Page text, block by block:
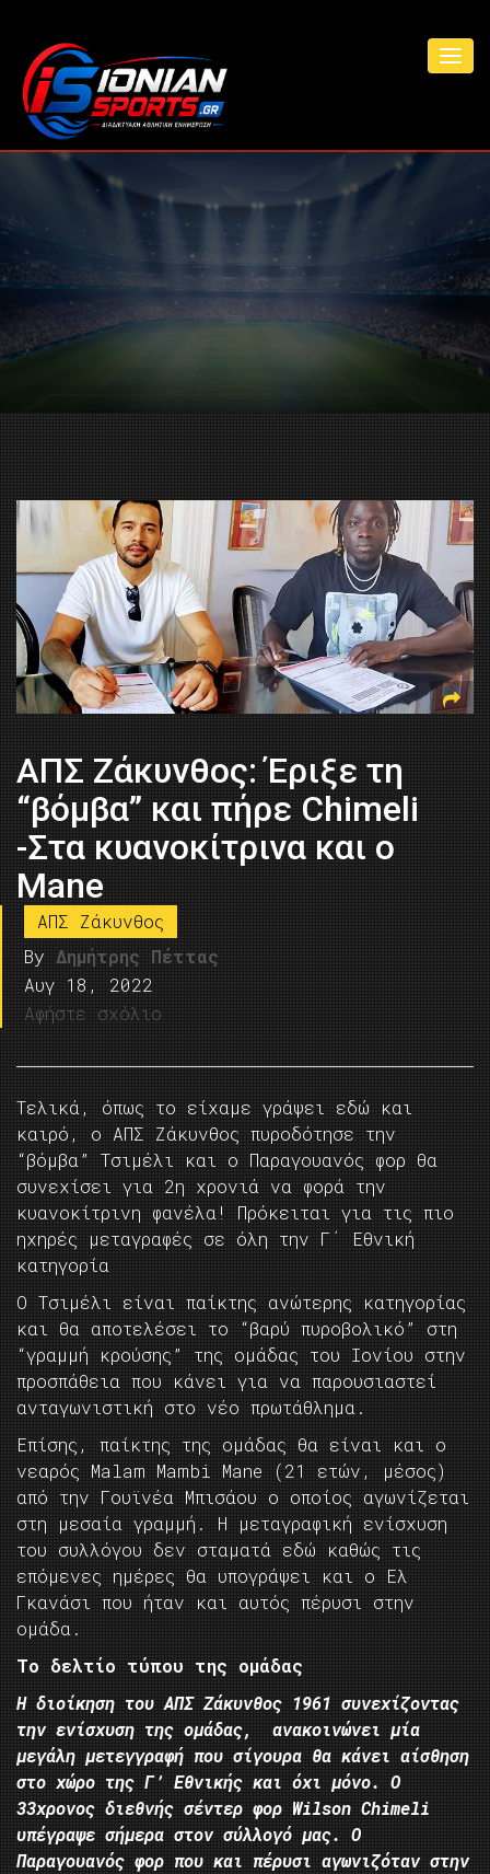
ΑΠΣ Ζάκυνθος: Έριξε τη
“βόμβα” και πήρε Chimeli
-Στα κυανοκίτρινα και ο
Μane
ΑΠΣ Ζάκυνθος
By Δημήτρης Πέττας
Αυγ 18, 2022
Αφήστε σχόλιο
Τελικά, όπως το είχαμε γράψει εδώ και
καιρό, ο ΑΠΣ Ζάκυνθος πυροδότησε την
“βόμβα” Tσιμέλι και ο Παραγουανός φορ θα
συνεχίσει για 2η χρονιά να φορά την
κυανοκίτρινη φανέλα! Πρόκειται για τις πιο
ηχηρές μεταγραφές σε όλη την Γ΄ Εθνική
κατηγορία
Ο Τσιμέλι είναι παίκτης ανώτερης κατηγορίας
και θα αποτελέσει το “βαρύ πυροβολικό” στη
“γραμμή κρούσης” της ομάδας του Ιονίου στην
προσπάθεια που κάνει για να παρουσιαστεί
ανταγωνιστική στο νέο πρωτάθλημα.
Επίσης, παίκτης της ομάδας θα είναι και ο
νεαρός Malam Mambi Mane (21 ετών, μέσος)
από την Γουϊνέα Μπισάου ο οποίος αγωνίζεται
στη μεσαία γραμμή. Η μεταγραφική ενίσχυση
του συλλόγου δεν σταματά εδώ καθώς τις
επόμενες ημέρες θα υπογράψει και ο Ελ
Γκανάσι που ήταν και αυτός πέρυσι στην
ομάδα.
Το δελτίο τύπου της ομάδας
Η διοίκηση του ΑΠΣ Ζάκυνθος 1961 συνεχίζοντας
την ενίσχυση της ομάδας, ανακοινώνει μία
μεγάλη μετεγγραφή που σίγουρα θα κάνει αίσθηση
στο χώρο της Γ’ Εθνικής και όχι μόνο. Ο
33χρονος διεθνής σέντερ φορ Wilson Chimeli
υπέγραψε σήμερα στον σύλλογό μας. Ο
Παραγουανός φορ που και πέρυσι αγωνιζόταν στην